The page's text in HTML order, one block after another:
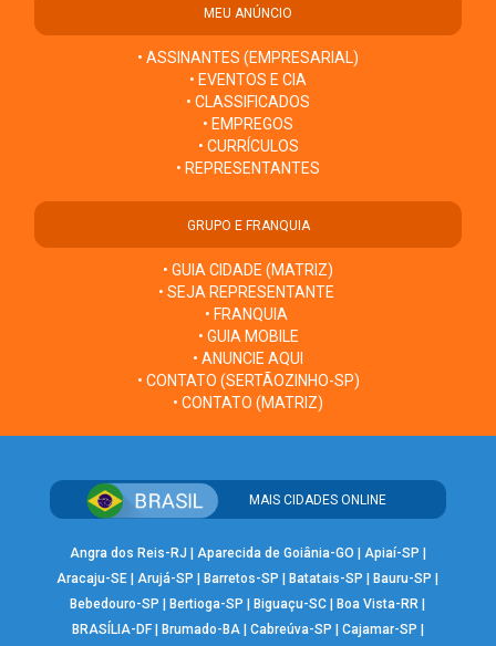
MEU ANÚNCIO
• ASSINANTES (EMPRESARIAL)
• EVENTOS E CIA
• CLASSIFICADOS
• EMPREGOS
• CURRÍCULOS
• REPRESENTANTES
GRUPO E FRANQUIA
• GUIA CIDADE (MATRIZ)
• SEJA REPRESENTANTE
• FRANQUIA
• GUIA MOBILE
• ANUNCIE AQUI
• CONTATO (SERTÃOZINHO-SP)
• CONTATO (MATRIZ)
MAIS CIDADES ONLINE
Angra dos Reis-RJ Aparecida de Goiânia-GO Apiaí-SP
Aracaju-SE |Arujá-SP Barretos-SP Batatais-SP Bauru-SP
Bebedouro-SP
Bertioga-SP Biguaçu-SC Boa Vista-RR
BRASÍLIA-DF| Brumado-BA| Cabreúva-SP Cajamar-SP